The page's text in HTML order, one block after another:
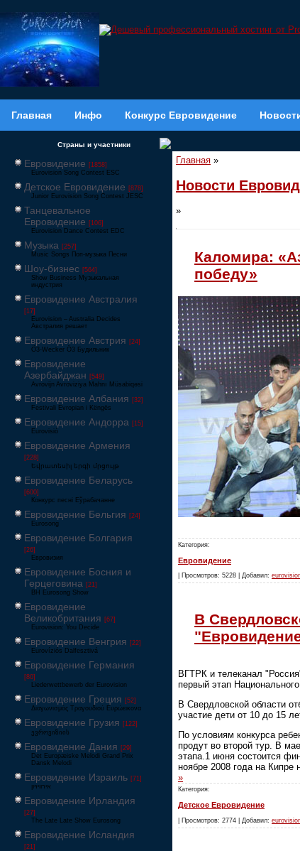
Главная Инфо Конкурс Евровидение
Страны и участники
Евровидение [1858]
Eurovision Song Contest ESC
Детское Евровидение [878]
Junior Eurovision Song Contest JESC
Танцевальное
Евровидение [106]
Eurovision Dance Contest EDC
Музыка [257]
Music Songs Поп-музыка Песни
Шоу-бизнес [564]
Show Business Музыкальная
индустрия
Евровидение Австралия
[17]
Eurovision – Australia Decides
Австралия решает
Евровидение Австрия [24]
Ö3-Wecker Ö3 Будильник
Евровидение
Азербайджан [549]
Avrovijn Avroviziya Mahnı Müsabiqəsi
Евровидение Албания [32]
Festivali Evropian i Këngës
Евровидение Андорра [15]
Eurovisió
Евровидение Армения
[228]
Եվրատեսիլ երգի մրցույթ
Евровидение Беларусь
[600]
Конкурс песні Еўрабачанне
Евровидение Бельгия [24]
Eurosong
Евровидение Болгария
[26]
Евровизия
Евровидение Босния и
Герцеговина [21]
BH Eurosong Show
Евровидение
Великобритания [67]
Eurovision: You Decide
Евровидение Венгрия [22]
Eurovíziós Dalfesztivá
Евровидение Германия
[80]
Liederwettbewerb der Eurovision
Евровидение Греция [52]
Διαγωνισμός Τραγουδιού Ευρώεικονα
Евровидение Грузия [122]
ევროვიზიის
Евровидение Дания [29]
Det Europæiske Melodi Grand Prix
Dansk Melodi
Евровидение Израиль [71]
‏אירוויזיון
Евровидение Ирландия
[27]
The Late Late Show Eurosong
Евровидение Исландия
[21]
Главная »
Новости
»
Каломира:
победу»
Категория:
Евровидение
| Просмотров: 5228 | Добавил:
В
ВГТРК и телеканал
первый этап
В Свердловской области
участие дети от 10 до 15
По условиям конкурса
продут во второй тур. В
этапа.1 июня состоится
ноябре 2008 года на
»
Категория:
Детское Евровидение
| Просмотров: 2774 | Добавил: